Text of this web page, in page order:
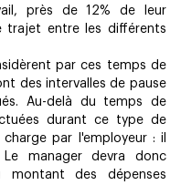
près de 12% de leur
trajet entre les différents
par ces temps de
des intervalles de pause
Au-delà du temps de
durant ce type de
par l'employeur : il
manager devra donc
montant des dépenses